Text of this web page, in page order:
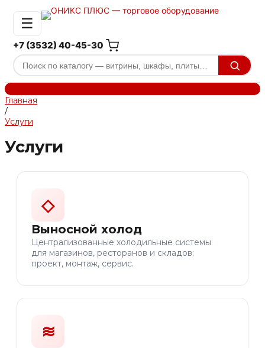
☰
+7 (3532) 40-45-30
Главная
/
Услуги
Услуги
◇
Выносной холод
Централизованные холодильные системы
для магазинов, ресторанов и складов:
проект, монтаж, сервис.
≋